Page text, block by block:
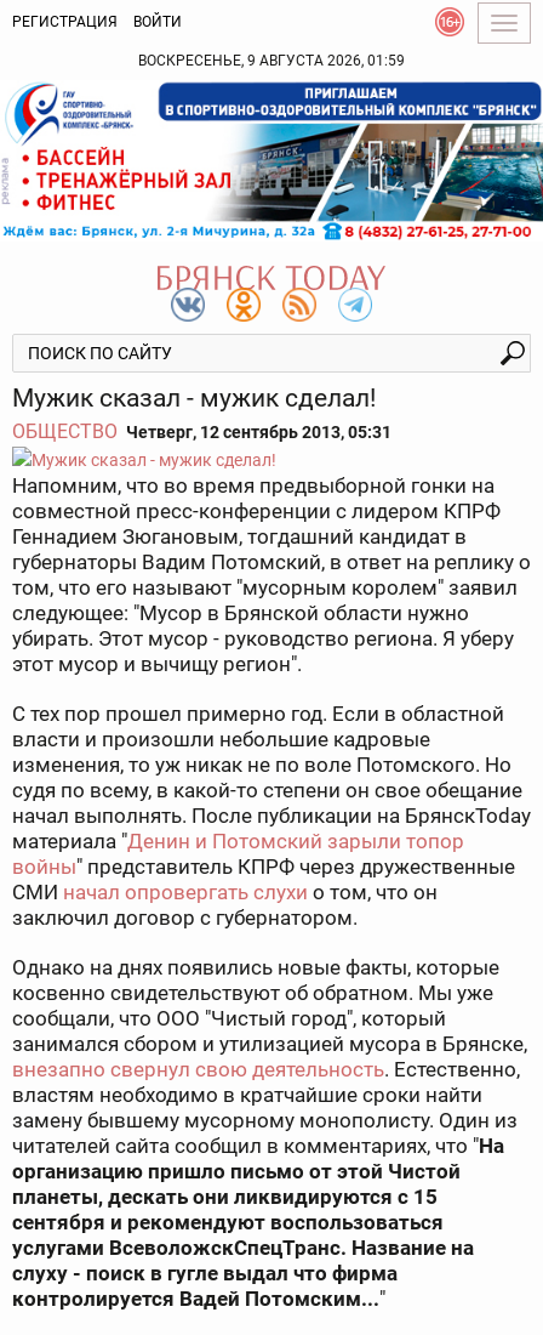
РЕГИСТРАЦИЯ ВОЙТИ
ВОСКРЕСЕНЬЕ, 9 АВГУСТА 2026, 01:59
Мужик сказал - мужик сделал!
ОБЩЕСТВО Четверг, 12 сентябрь 2013, 05:31
Напомним, что во время предвыборной гонки на
совместной пресс-конференции с лидером КПРФ
Геннадием Зюгановым, тогдашний кандидат в
губернаторы Вадим Потомский, в ответ на реплику о
том, что его называют "мусорным королем" заявил
следующее: "Мусор в Брянской области нужно
убирать. Этот мусор - руководство региона. Я уберу
этот мусор и вычищу регион".
С тех пор прошел примерно год. Если в областной
власти и произошли небольшие кадровые
изменения, то уж никак не по воле Потомского. Но
судя по всему, в какой-то степени он свое обещание
начал выполнять. После публикации на БрянскToday
материала "Денин и Потомский зарыли топор
войны" представитель КПРФ через дружественные
СМИ начал опровергать слухи о том, что он
заключил договор с губернатором.
Однако на днях появились новые факты, которые
косвенно свидетельствуют об обратном. Мы уже
сообщали, что ООО "Чистый город", который
занимался сбором и утилизацией мусора в Брянске,
внезапно свернул свою деятельность. Естественно,
властям необходимо в кратчайшие сроки найти
замену бывшему мусорному монополисту. Один из
читателей сайта сообщил в комментариях, что "На
организацию пришло письмо от этой Чистой
планеты, дескать они ликвидируются с 15
сентября и рекомендуют воспользоваться
услугами ВсеволожскСпецТранс. Название на
слуху - поиск в гугле выдал что фирма
контролируется Вадей Потомским..."